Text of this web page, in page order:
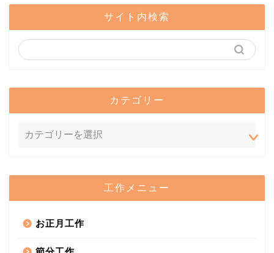
サイト内検索
カテゴリー
工作メニュー
お正月工作